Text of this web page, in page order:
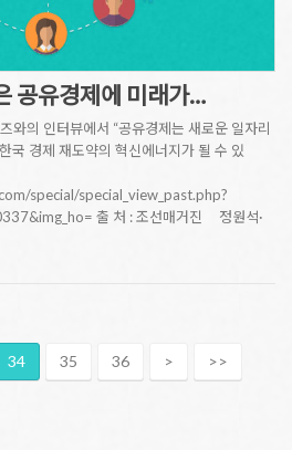
공유경제에 미래가…
와의 인터뷰에서 “공유경제는 새로운 일자리
국 경제 재도약의 혁신에너지가 될 수 있
special/special_view_past.php?
출 처 : 조선매거진 정원석·
34 35 36 > >>